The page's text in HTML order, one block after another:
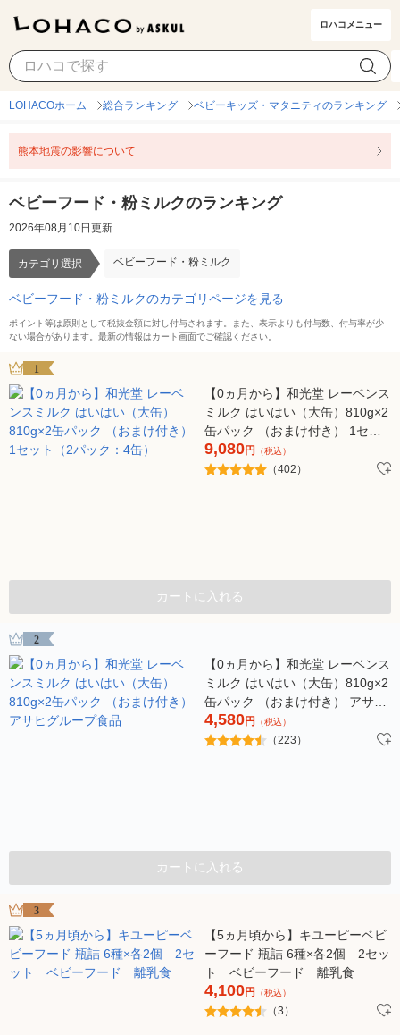
ロハコメニュー
ベビーフード・粉ミルク カテゴリ選択
LOHACOホーム 総合ランキング ベビーキッズ・マタニティのランキング
熊本地震の影響について
ベビーフード・粉ミルクのランキング
2026年08月10日更新
カテゴリ選択 ベビーフード・粉ミルク
ベビーフード・粉ミルクのカテゴリページを見る
ポイント等は原則として税抜金額に対し付与されます。また、表示よりも付与数、付与率が少
ない場合があります。最新の情報はカート画面でご確認ください。
1
【0ヵ月から】和光堂 レーベンス
ミルク はいはい（大缶）810g×2
缶パック （おまけ付き） 1セッ
ト（2パック：4缶）
9,080円 （税込）
（402）
カートに入れる
2
【0ヵ月から】和光堂 レーベンス
ミルク はいはい（大缶）810g×2
缶パック （おまけ付き） アサヒ
グループ食品
4,580円 （税込）
（223）
カートに入れる
3
【5ヵ月頃から】キユーピーベビ
ーフード 瓶詰 6種×各2個 2セッ
ト ベビーフード 離乳食
4,100円 （税込）
（3）